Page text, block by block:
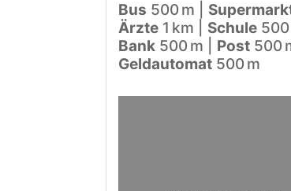
Bus 500 m |
Ärzte 1 km | Schule 500
Bank 500 m | Post 500
Geldautomat 500 m